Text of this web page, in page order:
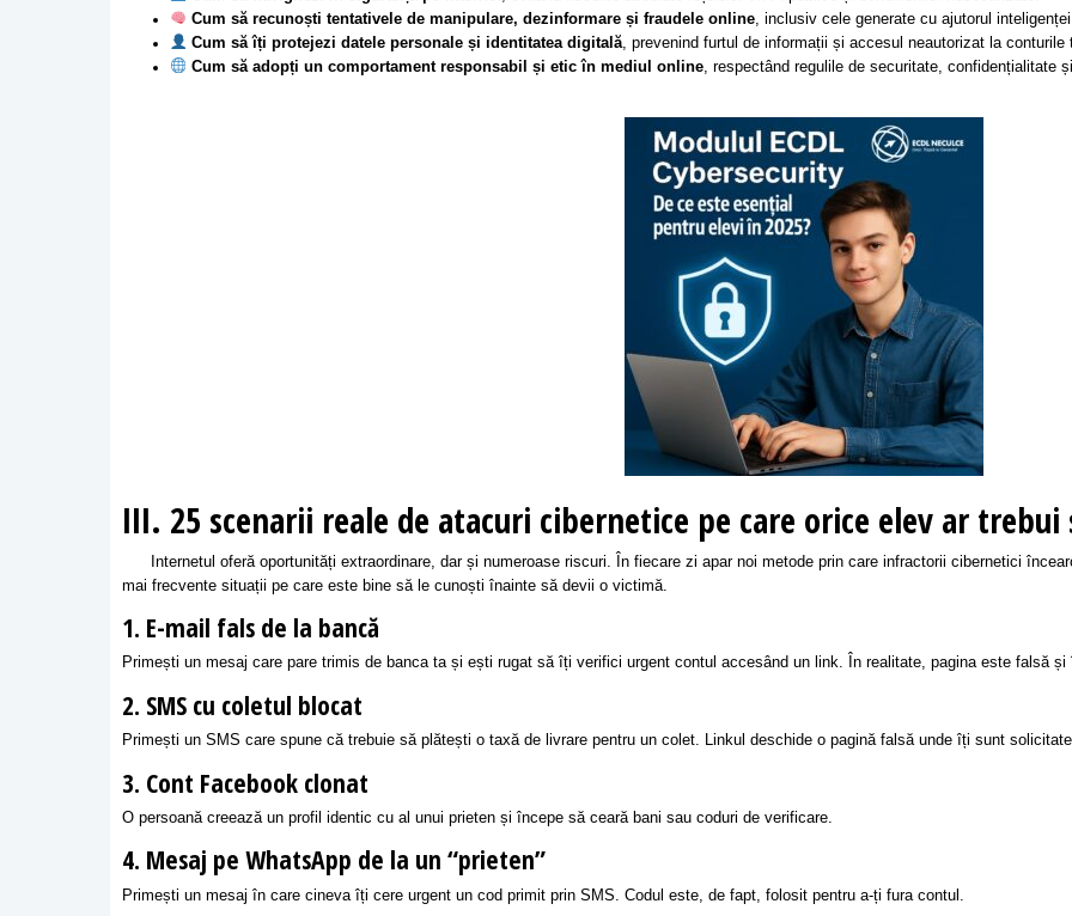
Cum să recunoști tentativele de manipulare, dezinformare și fraudele online , inclusiv cele generate cu ajutorul
Cum să îți protejezi datele personale și identitatea digitală , prevenind furtul de informații și accesul neautorizat la conturile
Cum să adopți un comportament responsabil și etic în mediul online , respectând regulile de securitate, confidențialitate
III. 25 scenarii reale de atacuri cibernetice pe care orice elev ar trebui
Internetul oferă oportunități extraordinare, dar și numeroase riscuri. În fiecare zi apar noi metode prin care infractorii cibernetici
mai frecvente situații pe care este bine să le cunoști înainte să devii o victimă.
1. E-mail fals de la bancă
Primești un mesaj care pare trimis de banca ta și ești rugat să îți verifici urgent contul accesând un link. În realitate, pagina este falsă
2. SMS cu coletul blocat
Primești un SMS care spune că trebuie să plătești o taxă de livrare pentru un colet. Linkul deschide o pagină falsă unde îți sunt
3. Cont Facebook clonat
O persoană creează un profil identic cu al unui prieten și începe să ceară bani sau coduri de verificare.
4. Mesaj pe WhatsApp de la un “prieten”
Primești un mesaj în care cineva îți cere urgent un cod primit prin SMS. Codul este, de fapt, folosit pentru a-ți fura contul.